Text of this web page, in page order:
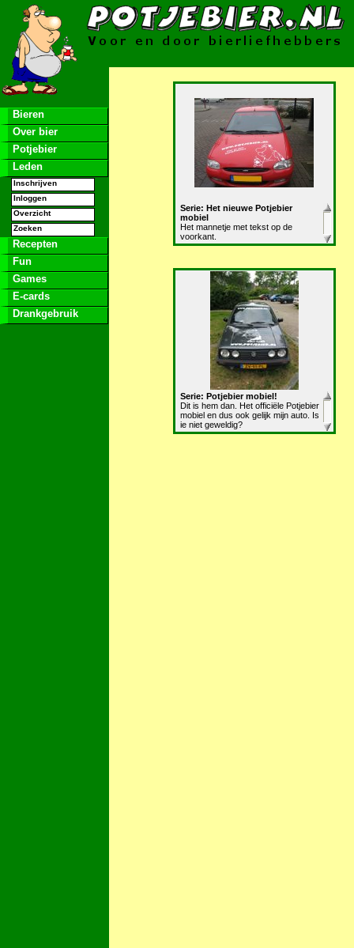
Bieren
Over bier
Potjebier
Leden
Inschrijven
Inloggen
Overzicht
Zoeken
Recepten
Fun
Games
E-cards
Drankgebruik
Serie: Het nieuwe Potjebier
mobiel
Het mannetje met tekst op de
voorkant.
Serie: Potjebier mobiel!
Dit is hem dan. Het officiële Potjebier
mobiel en dus ook gelijk mijn auto. Is
ie niet geweldig?